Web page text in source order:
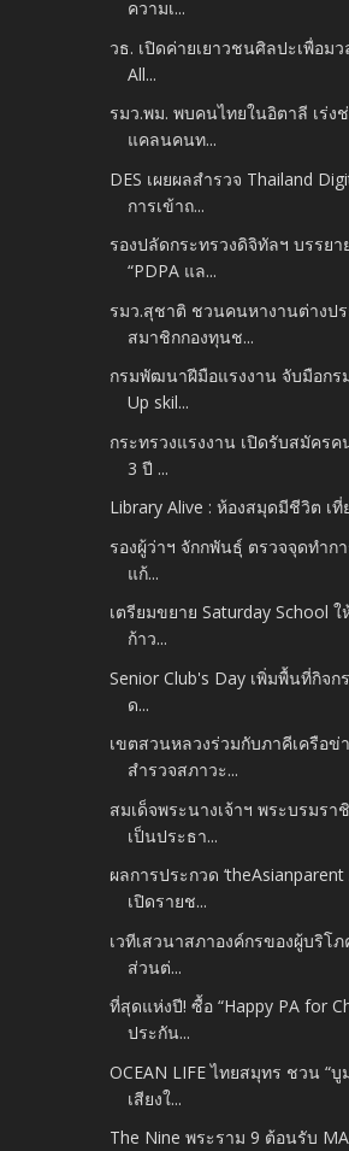
ความเ...
วธ. เปิดค่ายเยาวชนศิลปะเพื่อม
All...
รมว.พม. พบคนไทยในอิตาลี เร่
แคลนคนท...
DES เผยผลสำรวจ Thailand
การเข้าถ...
รองปลัดกระทรวงดิจิทัลฯ บรรยา
“PDPA แล...
รมว.สุชาติ ชวนคนหางานต่างป
สมาชิกกองทุนช...
กรมพัฒนาฝีมือแรงงาน จับมือกร
Up skil...
กระทรวงแรงงาน เปิดรับสมัคร
3 ปี ...
Library Alive : ห้องสมุดมีชีวิต เที่
รองผู้ว่าฯ จักกพันธุ์ ตรวจจุดทำก
แก้...
เตรียมขยาย Saturday School ใ
ก้าว...
Senior Club's Day เพิ่มพื้นที่กิจก
ด...
เขตสวนหลวงร่วมกับภาคีเครือข่
สำรวจสภาวะ...
สมเด็จพระนางเจ้าฯ พระบรมรา
เป็นประธา...
ผลการประกวด ‘theAsianparent
เปิดรายช...
เวทีเสวนาสภาองค์กรของผู้บริโ
ส่วนต่...
ที่สุดแห่งปี! ซื้อ “Happy PA for
ประกัน...
OCEAN LIFE ไทยสมุทร ชวน “
เสียงใ...
The Nine พระราม 9 ต้อนรับ